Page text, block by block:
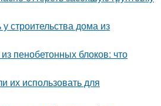
строительства дома из
пенобетонных блоков: что
их использовать для